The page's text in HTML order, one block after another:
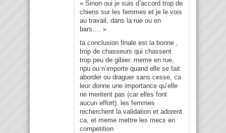
« Sinon oui je suis d’accord trop de
chiens sur les femmes et je le vois
au travail, dans la rue ou en
bars…. »
ta conclusion finale est la bonne ,
trop de chasseurs qui chassent
trop peu de gibier. meme en rue,
npu ou n’importe quand elle se fait
aborder ou draguer sans cesse, ca
leur donne une importance qu’elle
ne meritent pas (car elles font
aucun effort). les femmes
recherchent la validation et adorent
ca, et meme mettre les mecs en
competition